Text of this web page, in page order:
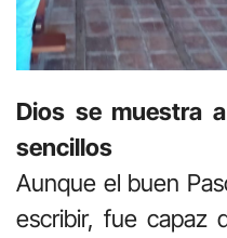
Dios se muestra
sencillos
Aunque el buen
escribir, fue capaz